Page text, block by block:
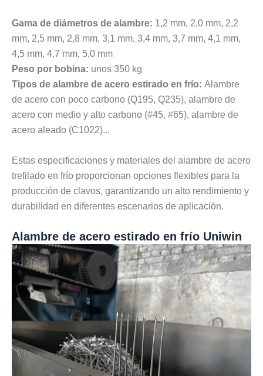
Gama de diámetros de alambre: 1,2 mm, 2,0 mm, 2,2
mm, 2,5 mm, 2,8 mm, 3,1 mm, 3,4 mm, 3,7 mm, 4,1 mm,
4,5 mm, 4,7 mm, 5,0 mm
Peso por bobina: unos 350 kg
Tipos de alambre de acero estirado en frío: Alambre
de acero con poco carbono (Q195, Q235), alambre de
acero con medio y alto carbono (#45, #65), alambre de
acero aleado (C1022)...
Estas especificaciones y materiales del alambre de acero
trefilado en frío proporcionan opciones flexibles para la
producción de clavos, garantizando un alto rendimiento y
durabilidad en diferentes escenarios de aplicación.
Alambre de acero estirado en frío Uniwin